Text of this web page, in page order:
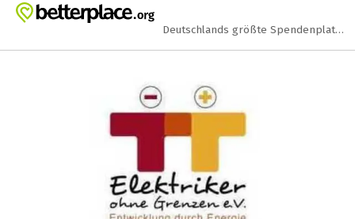
Zum Hauptinhalt springen
Erklärung zur Barrierefreiheit anzeigen
Deutschlands größte Spendenplattform